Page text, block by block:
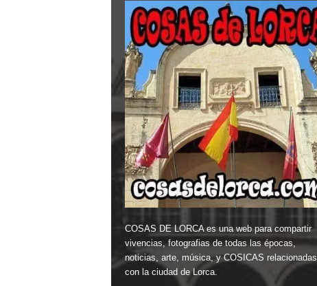
COSAS DE LORCA es una web para compartir
vivencias, fotografias de todas las épocas,
noticias, arte, música, y COSICAS relacionadas
con la ciudad de Lorca.